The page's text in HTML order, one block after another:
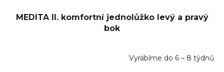
MEDITA II. komfortní jednolůžko levý a pravý
bok
Vyrábíme do 6 – 8 týdnů